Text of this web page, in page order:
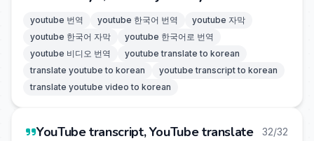
youtube 번역 youtube 한국어 번역
youtube 자막
youtube 한국어 자막
youtube 한국어로 번역
youtube 비디오 번역
youtube translate to korean
translate youtube to korean
youtube transcript to korean
translate youtube video to korean
YouTube transcript, YouTube translate 32/32